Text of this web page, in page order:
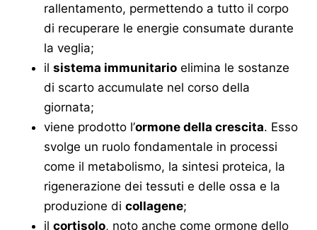
rallentamento, permettendo a tutto il corpo
di recuperare le energie consumate durante
la veglia;
il sistema immunitario elimina le sostanze
di scarto accumulate nel corso della
giornata;
viene prodotto l’ormone della crescita. Esso
svolge un ruolo fondamentale in processi
come il metabolismo, la sintesi proteica, la
rigenerazione dei tessuti e delle ossa e la
produzione di collagene;
il cortisolo, noto anche come ormone dello